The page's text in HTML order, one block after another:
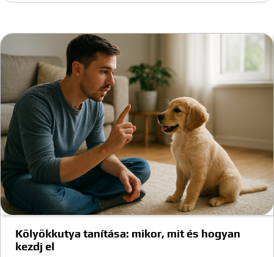
Kölyökkutya tanítása: mikor, mit és hogyan
kezdj el